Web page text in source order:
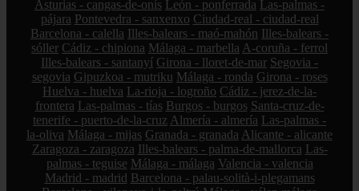
Asturias - cangas-de-onís León - ponferrada Las-palmas -
pájara Pontevedra - sanxenxo Ciudad-real - ciudad-real
Barcelona - calella Illes-balears - maó-mahón Illes-balears -
sóller Cádiz - chipiona Málaga - marbella A-coruña - ferrol
Illes-balears - santanyí Girona - lloret-de-mar Segovia -
segovia Gipuzkoa - mutriku Málaga - ronda Girona - roses
Huelva - huelva La-rioja - logroño Cádiz - jerez-de-la-
frontera Las-palmas - tías Burgos - burgos Santa-cruz-de-
tenerife - puerto-de-la-cruz Almería - almería Las-palmas -
la-oliva Málaga - mijas Granada - granada Alicante - alicante
Zaragoza - zaragoza Illes-balears - palma-de-mallorca Las-
palmas - teguise Málaga - málaga Valencia - valencia
Madrid - madrid Barcelona - palau-solità-i-plegamans